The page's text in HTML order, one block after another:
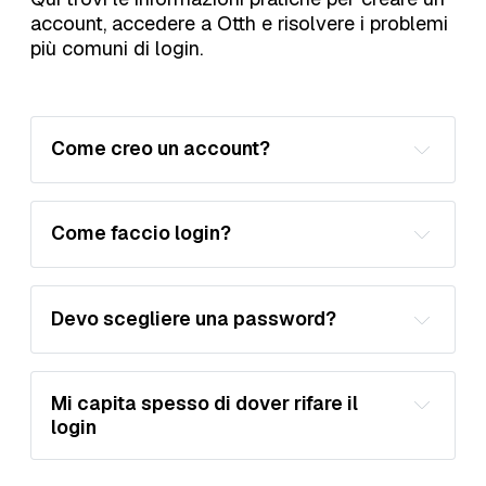
account, accedere a Otth e risolvere i problemi
più comuni di login.
Come creo un account?
Come faccio login?
Accedi
Devo scegliere una password?
Mi capita spesso di dover rifare il
login